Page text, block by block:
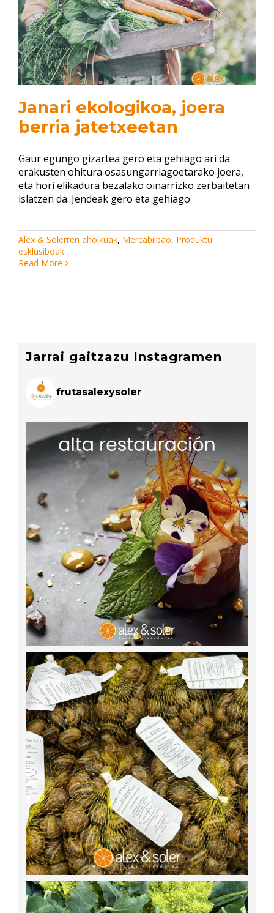
Janari ekologikoa, joera
berria jatetxeetan
Gaur egungo gizartea gero eta gehiago ari da
erakusten ohitura osasungarriagoetarako joera,
eta hori elikadura bezalako oinarrizko zerbaitetan
islatzen da. Jendeak gero eta gehiago
Alex & Solerren aholkuak, Mercabilbao, Produktu
esklusiboak
Read More
Jarrai gaitzazu Instagramen
frutasalexysoler